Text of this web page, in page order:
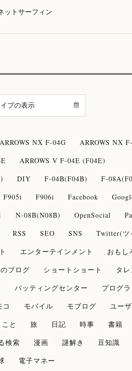
ットサーフィン
ARROWS NX F-04G
ARROWS NX
ARROWS V F-04E (F04E)
DIY F-04B(F04B)
F-
F905i F906i Facebook
N-08B(N08B) OpenSocial
RSS SEO SNS
Twitter(ツ
エンターテインメント
おもし
ブログ ショートショート
タ
バッティングセンター
プログ
コ モバイル モブログ
ユー
と 旅 日記 時事
書籍
検索 漫画 謎解き
豆知識
電子マネー